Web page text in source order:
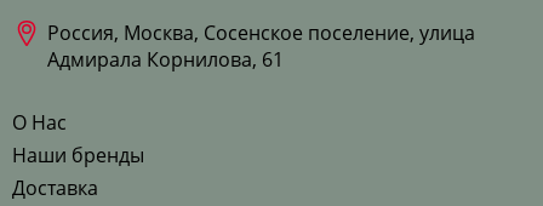
Россия, Москва, Сосенское поселение, улица
Адмирала Корнилова, 61
О Нас
Наши бренды
Доставка